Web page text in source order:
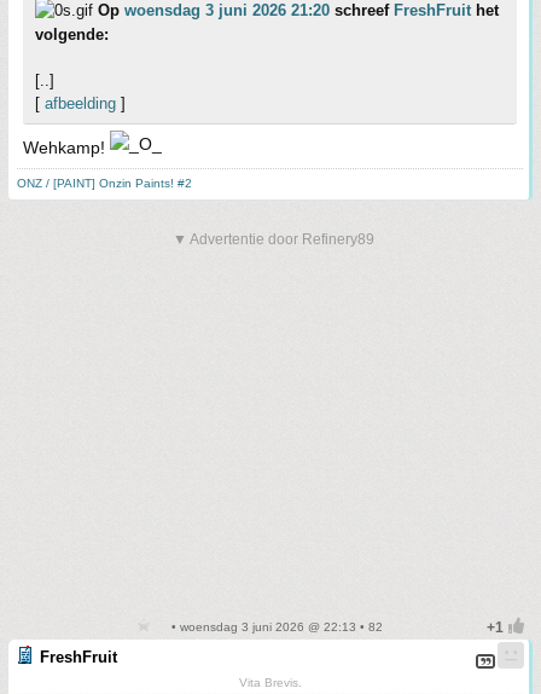
Op woensdag 3 juni 2026 21:20 schreef FreshFruithet
volgende:
[..]
[ afbeelding ]
Wehkamp!
ONZ / [PAINT] Onzin Paints! #2
▼ Advertentie door Refinery89
• woensdag 3 juni 2026 @ 22:13 • 82
FreshFruit
Vita Brevis.